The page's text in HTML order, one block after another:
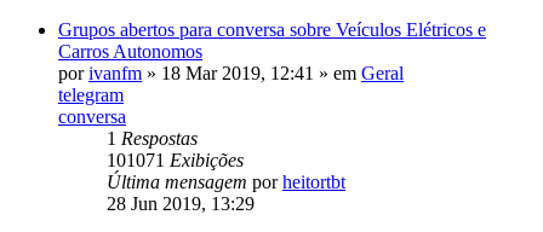
Grupos abertos para conversa sobre Veículos Elétricos e
Carros Autonomos
porivanfm » 18 Mar 2019, 12:41 » em Geral
telegram
conversa
1 Respostas
101071 Exibições
Última mensagem porheitortbt
28 Jun 2019, 13:29